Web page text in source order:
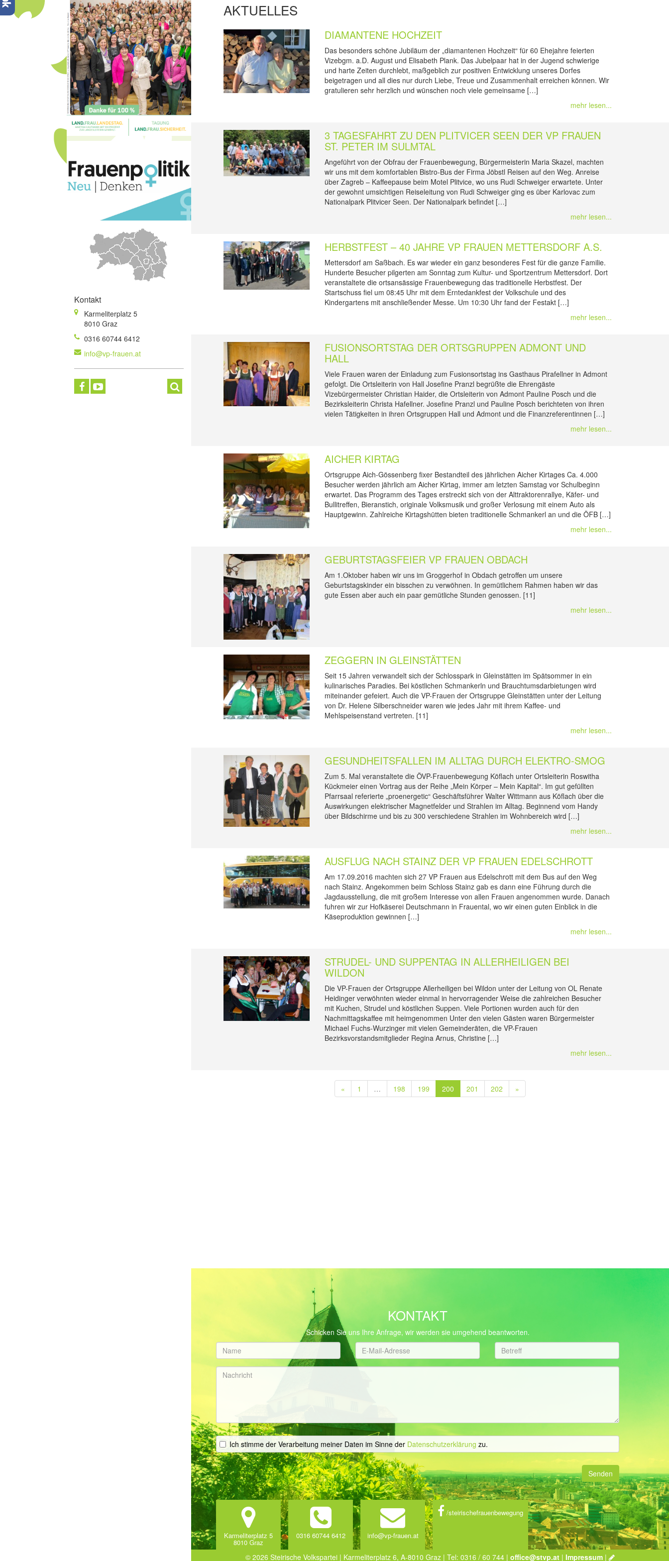
Kontakt
Karmeliterplatz 5
8010 Graz
0316 60744 6412
info@vp-frauen.at
AKTUELLES
DIAMANTENE HOCHZEIT
Das besonders schöne Jubiläum der „diamantenen Hochzeit“ für 60 Ehejahre feierten
Vizebgm. a.D. August und Elisabeth Plank. Das Jubelpaar hat in der Jugend schwierige
und harte Zeiten durchlebt, maßgeblich zur positiven Entwicklung unseres Dorfes
beigetragen und all dies nur durch Liebe, Treue und Zusammenhalt erreichen können. Wir
gratulieren sehr herzlich und wünschen noch viele gemeinsame […]
mehr lesen...
3 TAGESFAHRT ZU DEN PLITVICER SEEN DER VP FRAUEN
ST. PETER IM SULMTAL
Angeführt von der Obfrau der Frauenbewegung, Bürgermeisterin Maria Skazel, machten
wir uns mit dem komfortablen Bistro-Bus der Firma Jöbstl Reisen auf den Weg. Anreise
über Zagreb – Kaffeepause beim Motel Plitvice, wo uns Rudi Schweiger erwartete. Unter
der gewohnt umsichtigen Reiseleitung von Rudi Schweiger ging es über Karlovac zum
Nationalpark Plitvicer Seen. Der Nationalpark befindet […]
mehr lesen...
HERBSTFEST – 40 JAHRE VP FRAUEN METTERSDORF A.S.
Mettersdorf am Saßbach. Es war wieder ein ganz besonderes Fest für die ganze Familie.
Hunderte Besucher pilgerten am Sonntag zum Kultur- und Sportzentrum Mettersdorf. Dort
veranstaltete die ortsansässige Frauenbewegung das traditionelle Herbstfest. Der
Startschuss fiel um 08:45 Uhr mit dem Erntedankfest der Volkschule und des
Kindergartens mit anschließender Messe. Um 10:30 Uhr fand der Festakt […]
mehr lesen...
FUSIONSORTSTAG DER ORTSGRUPPEN ADMONT UND
HALL
Viele Frauen waren der Einladung zum Fusionsortstag ins Gasthaus Pirafellner in Admont
gefolgt. Die Ortsleiterin von Hall Josefine Pranzl begrüßte die Ehrengäste
Vizebürgermeister Christian Haider, die Ortsleiterin von Admont Pauline Posch und die
Bezirksleiterin Christa Hafellner. Josefine Pranzl und Pauline Posch berichteten von ihren
vielen Tätigkeiten in ihren Ortsgruppen Hall und Admont und die Finanzreferentinnen […]
mehr lesen...
AICHER KIRTAG
Ortsgruppe Aich-Gössenberg fixer Bestandteil des jährlichen Aicher Kirtages Ca. 4.000
Besucher werden jährlich am Aicher Kirtag, immer am letzten Samstag vor Schulbeginn
erwartet. Das Programm des Tages erstreckt sich von der Alttraktorenrallye, Käfer- und
Bullitreffen, Bieranstich, originale Volksmusik und großer Verlosung mit einem Auto als
Hauptgewinn. Zahlreiche Kirtagshütten bieten traditionelle Schmankerl an und die ÖFB […]
mehr lesen...
GEBURTSTAGSFEIER VP FRAUEN OBDACH
Am 1.Oktober haben wir uns im Groggerhof in Obdach getroffen um unsere
Geburtstagskinder ein bisschen zu verwöhnen. In gemütlichem Rahmen haben wir das
gute Essen aber auch ein paar gemütliche Stunden genossen. [11]
mehr lesen...
ZEGGERN IN GLEINSTÄTTEN
Seit 15 Jahren verwandelt sich der Schlosspark in Gleinstätten im Spätsommer in ein
kulinarisches Paradies. Bei köstlichen Schmankerln und Brauchtumsdarbietungen wird
miteinander gefeiert. Auch die VP-Frauen der Ortsgruppe Gleinstätten unter der Leitung
von Dr. Helene Silberschneider waren wie jedes Jahr mit ihrem Kaffee- und
Mehlspeisenstand vertreten. [11]
mehr lesen...
GESUNDHEITSFALLEN IM ALLTAG DURCH ELEKTRO-SMOG
Zum 5. Mal veranstaltete die ÖVP-Frauenbewegung Köflach unter Ortsleiterin Roswitha
Kückmeier einen Vortrag aus der Reihe „Mein Körper – Mein Kapital“. Im gut gefüllten
Pfarrsaal referierte „proenergetic“ Geschäftsführer Walter Wittmann aus Köflach über die
Auswirkungen elektrischer Magnetfelder und Strahlen im Alltag. Beginnend vom Handy
über Bildschirme und bis zu 300 verschiedene Strahlen im Wohnbereich wird […]
mehr lesen...
AUSFLUG NACH STAINZ DER VP FRAUEN EDELSCHROTT
Am 17.09.2016 machten sich 27 VP Frauen aus Edelschrott mit dem Bus auf den Weg
nach Stainz. Angekommen beim Schloss Stainz gab es dann eine Führung durch die
Jagdausstellung, die mit großem Interesse von allen Frauen angenommen wurde. Danach
fuhren wir zur Hofkäserei Deutschmann in Frauental, wo wir einen guten Einblick in die
Käseproduktion gewinnen […]
mehr lesen...
STRUDEL- UND SUPPENTAG IN ALLERHEILIGEN BEI
WILDON
Die VP-Frauen der Ortsgruppe Allerheiligen bei Wildon unter der Leitung von OL Renate
Heidinger verwöhnten wieder einmal in hervorragender Weise die zahlreichen Besucher
mit Kuchen, Strudel und köstlichen Suppen. Viele Portionen wurden auch für den
Nachmittagskaffee mit heimgenommen Unter den vielen Gästen waren Bürgermeister
Michael Fuchs-Wurzinger mit vielen Gemeinderäten, die VP-Frauen
Bezirksvorstandsmitglieder Regina Arnus, Christine […]
mehr lesen...
« 1 … 198 199 200 201 202 »
KONTAKT
Schicken Sie uns Ihre Anfrage, wir werden sie umgehend beantworten.
Ich stimme der Verarbeitung meiner Daten im Sinne der Datenschutzerklärung zu.
Senden
Karmeliterplatz 5
8010 Graz
0316 60744 6412 info@vp-frauen.at
/steirischefrauenbewegung
© 2026 Steirische Volkspartei | Karmeliterplatz 6, A-8010 Graz | Tel: 0316 / 60 744 |office@stvp.at |Impressum |